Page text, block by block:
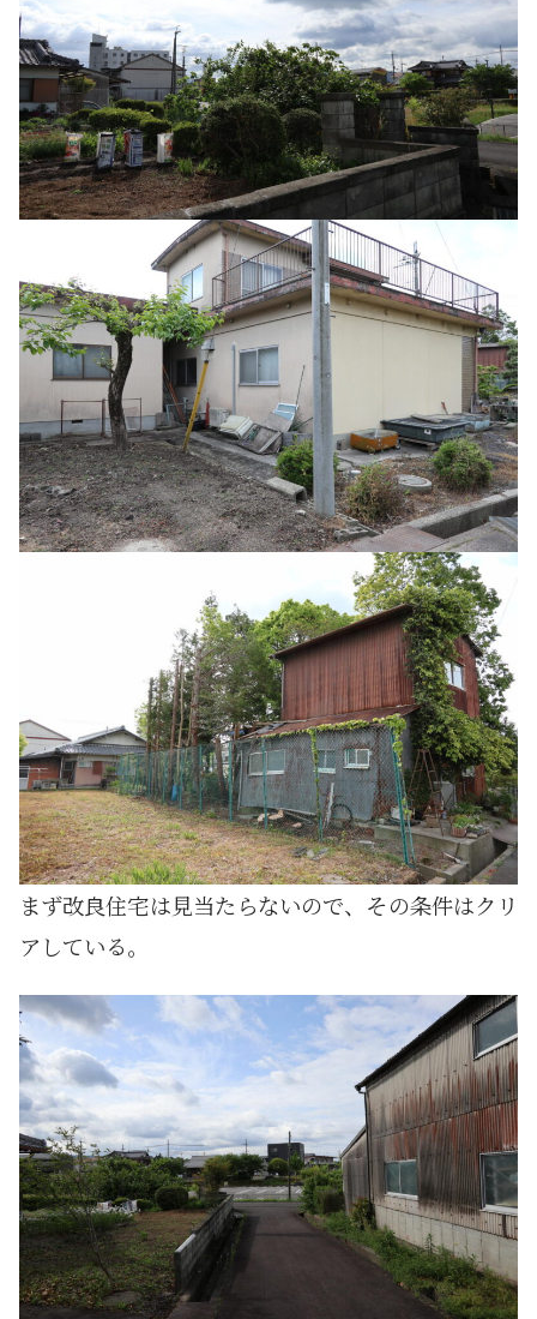
まず改良住宅は見当たらないので、その条件はクリ
アしている。